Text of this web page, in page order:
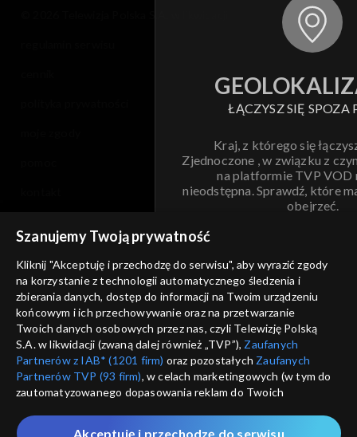
ŁĄCZYSZ SIĘ SPOZA
Kraj, z którego się
Zjednoczone , w związku z
na platformie TVP VOD
nieodstępna. Sprawdź, które
obejrzeć.
ANULUJ
informacje o dostawcy usług
Szanujemy Twoją prywatność
Kliknij "Akceptuję i przechodzę do serwisu", aby wyrazić zgody
na korzystanie z technologii automatycznego śledzenia i
zbierania danych, dostęp do informacji na Twoim urządzeniu
końcowym i ich przechowywanie oraz na przetwarzanie
Twoich danych osobowych przez nas, czyli Telewizję Polską
S.A. w likwidacji (zwaną dalej również „TVP”), Zaufanych
Partnerów z IAB* (1201 firm) oraz pozostałych Zaufanych
Partnerów TVP (93 firm), w celach marketingowych (w tym do
zautomatyzowanego dopasowania reklam do Twoich
które wskazujemy poniżej, a także zgody na udostępnianie
Akceptuję i przechodzę do serwisu